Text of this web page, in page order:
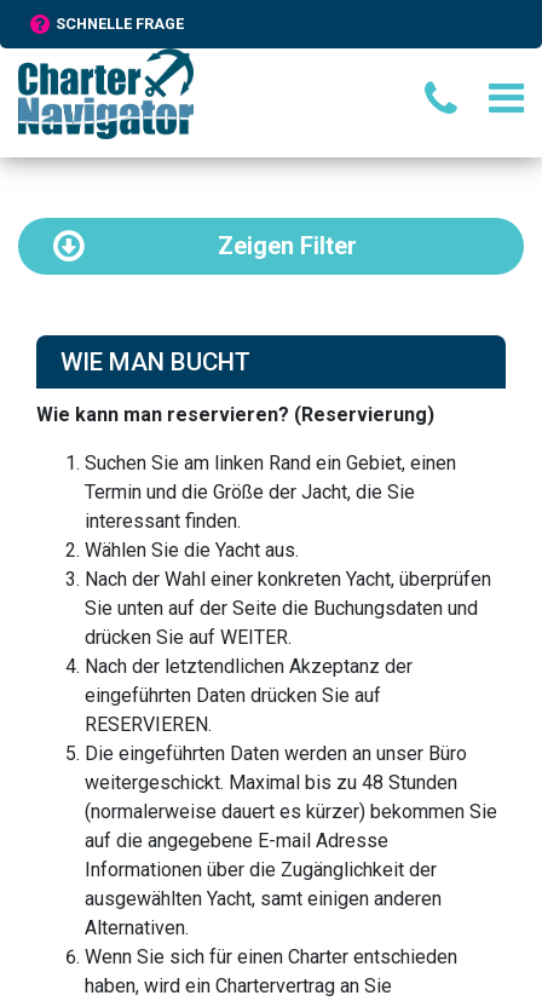
SCHNELLE FRAGE
Zeigen Filter
WIE MAN BUCHT
Wie kann man reservieren? (Reservierung)
Suchen Sie am linken Rand ein Gebiet, einen
Termin und die Größe der Jacht, die Sie
interessant finden.
Wählen Sie die Yacht aus.
Nach der Wahl einer konkreten Yacht, überprüfen
Sie unten auf der Seite die Buchungsdaten und
drücken Sie auf WEITER.
Nach der letztendlichen Akzeptanz der
eingeführten Daten drücken Sie auf
RESERVIEREN.
Die eingeführten Daten werden an unser Büro
weitergeschickt. Maximal bis zu 48 Stunden
(normalerweise dauert es kürzer) bekommen Sie
auf die angegebene E-mail Adresse
Informationen über die Zugänglichkeit der
ausgewählten Yacht, samt einigen anderen
Alternativen.
Wenn Sie sich für einen Charter entschieden
haben, wird ein Chartervertrag an Sie